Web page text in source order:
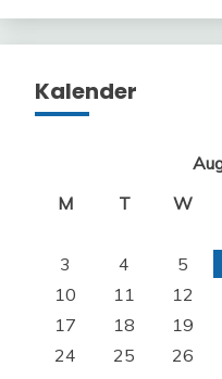
Kalender
M
T W
3
4 5
10
11 12
17
18 19
24
25 26